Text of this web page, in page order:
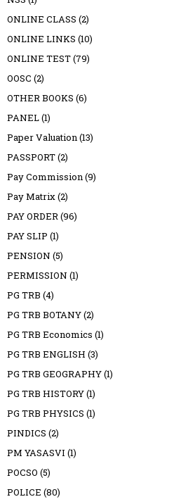
ONLINE CLASS (2)
ONLINE LINKS (10)
ONLINE TEST(79)
OOSC (2)
OTHER BOOKS (6)
PANEL(1)
Paper Valuation(13)
PASSPORT(2)
Pay Commission(9)
Pay Matrix(2)
PAY ORDER(96)
PAY SLIP (1)
PENSION (5)
PERMISSION (1)
PG TRB (4)
PG TRB BOTANY(2)
PG TRB Economics (1)
PG TRB ENGLISH (3)
PG TRB GEOGRAPHY(1)
PG TRB HISTORY(1)
PG TRB PHYSICS (1)
PINDICS (2)
PM YASASVI (1)
POCSO (5)
POLICE (80)